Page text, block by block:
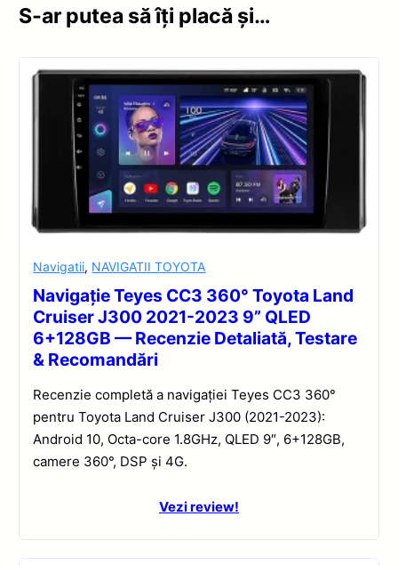
S-ar putea să îți placă și…
Navigatii, NAVIGATII TOYOTA
Navigație Teyes CC3 360° Toyota Land
Cruiser J300 2021-2023 9” QLED
6+128GB — Recenzie Detaliată, Testare
& Recomandări
Recenzie completă a navigației Teyes CC3 360°
pentru Toyota Land Cruiser J300 (2021-2023):
Android 10, Octa-core 1.8GHz, QLED 9″, 6+128GB,
camere 360°, DSP și 4G.
Vezi review!